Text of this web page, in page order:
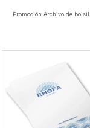
Promoción Archivo de